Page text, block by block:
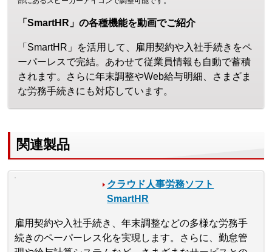
「SmartHR」の各種機能を動画でご紹介
「SmartHR」を活用して、雇用契約や入社手続きをペ
ーパーレスで完結。あわせて従業員情報も自動で蓄積
されます。さらに年末調整やWeb給与明細、さまざま
な労務手続きにも対応しています。
関連製品
クラウド人事労務ソフト
SmartHR
雇用契約や入社手続き、年末調整などの多様な労務手
続きのペーパーレス化を実現します。さらに、勤怠管